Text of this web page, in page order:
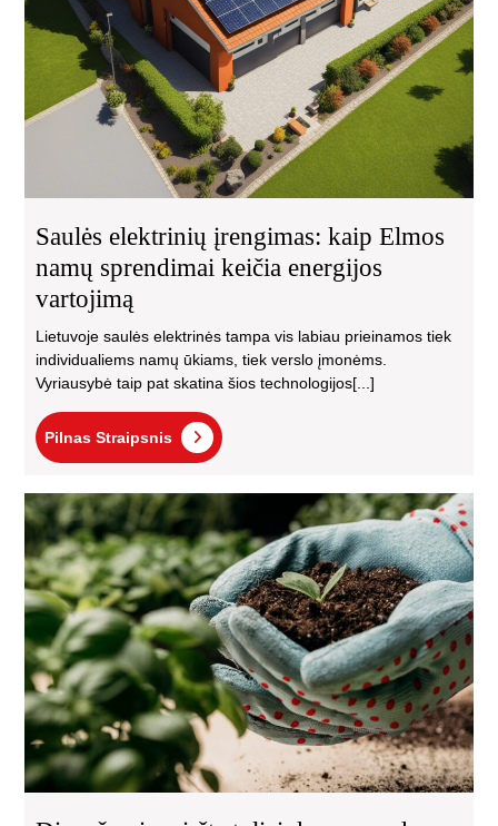
Saulės elektrinių įrengimas: kaip Elmos
namų sprendimai keičia energijos
vartojimą
Lietuvoje saulės elektrinės tampa vis labiau prieinamos tiek
individualiems namų ūkiams, tiek verslo įmonėms.
Vyriausybė taip pat skatina šios technologijos[...]
Pilnas Straipsnis
Pilnas
Straipsnis
ką
tai